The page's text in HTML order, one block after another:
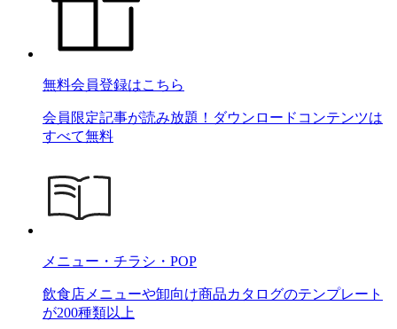
無料会員登録はこちら
会員限定記事が読み放題！ダウンロードコンテンツは
すべて無料
メニュー・チラシ・POP
飲食店メニューや卸向け商品カタログのテンプレート
が200種類以上